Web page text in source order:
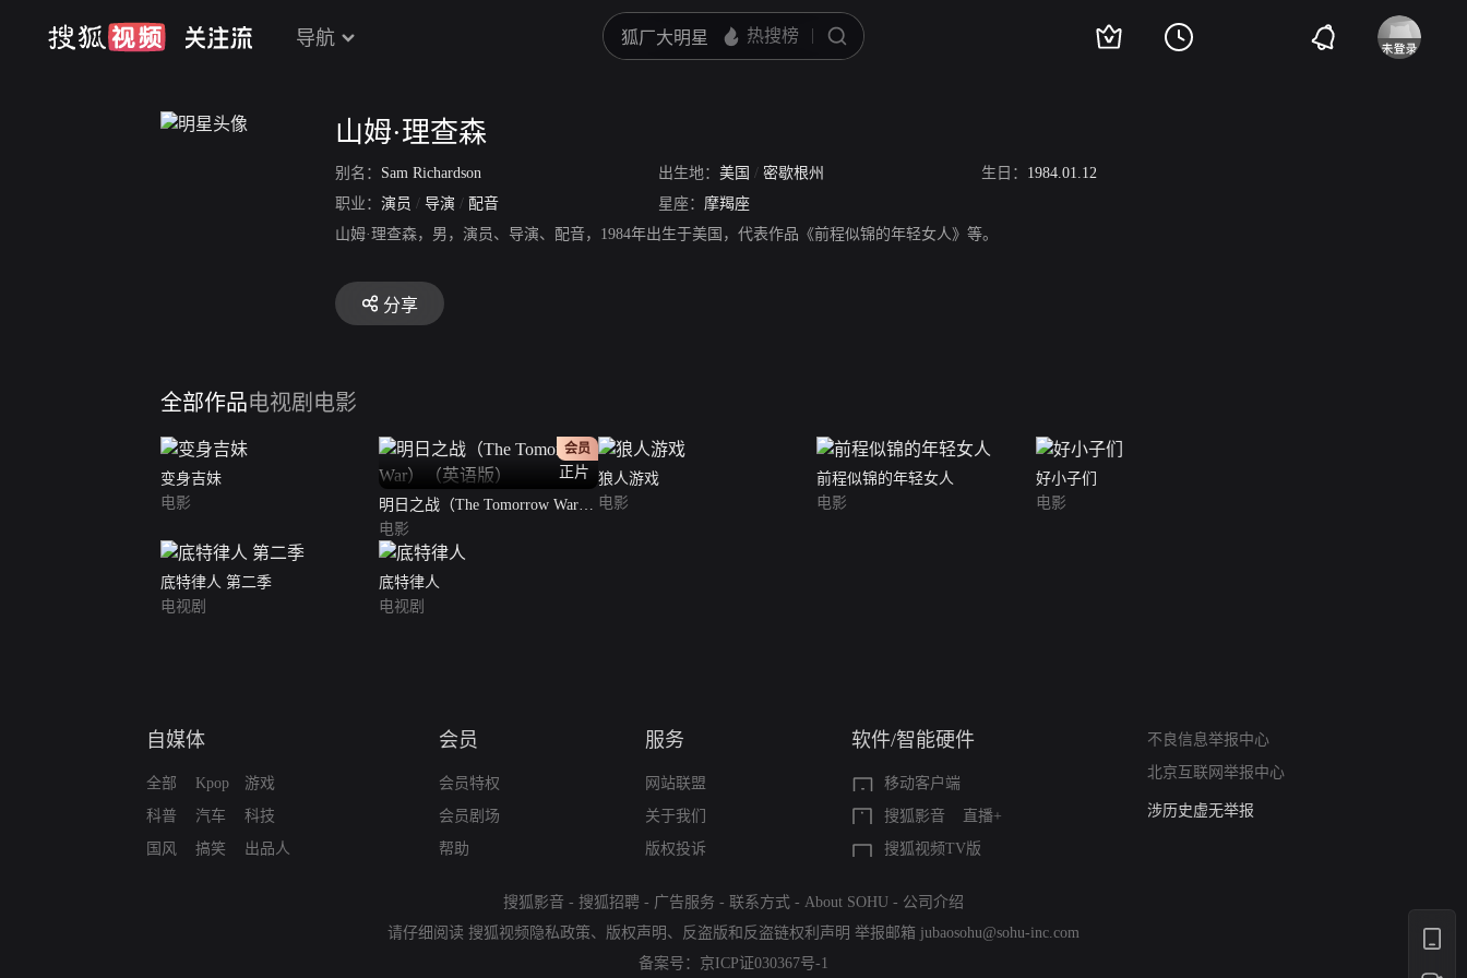
导航
山姆·理查森
别名： Sam Richardson 出生地： 美国 / 密歇根州 生日： 1984.01.12
职业： 演员 / 导演 / 配音 星座： 摩羯座
山姆·理查森，男，演员、导演、配音，1984年出生于美国，代表作品《前程似锦的年轻女人》等。
分享
全部作品电视剧 电影
变身吉妹
电影
正片
会员
明日之战（The Tomorrow War）
（英语版）
电影
狼人游戏
电影
前程似锦的年轻女人
电影
好小子们
电影
底特律人 第二季
电视剧
底特律人
电视剧
自媒体
全部
科普
国风
Kpop
汽车
搞笑
游戏
科技
出品人
会员
会员特权
会员剧场
帮助
服务
网站联盟
关于我们
版权投诉
软件/智能硬件
移动客户端
搜狐影音
直播+
搜狐视频TV版
不良信息举报中心
北京互联网举报中心
亚运会举报专区
涉历史虚无举报
搜狐影音 - 搜狐招聘 - 广告服务 - 联系方式 - About SOHU - 公司介绍
请仔细阅读 搜狐视频隐私政策、 版权声明 、 反盗版和反盗链权利声明 举报邮箱 jubaosohu@sohu-inc.com
备案号： 京ICP证030367号-1